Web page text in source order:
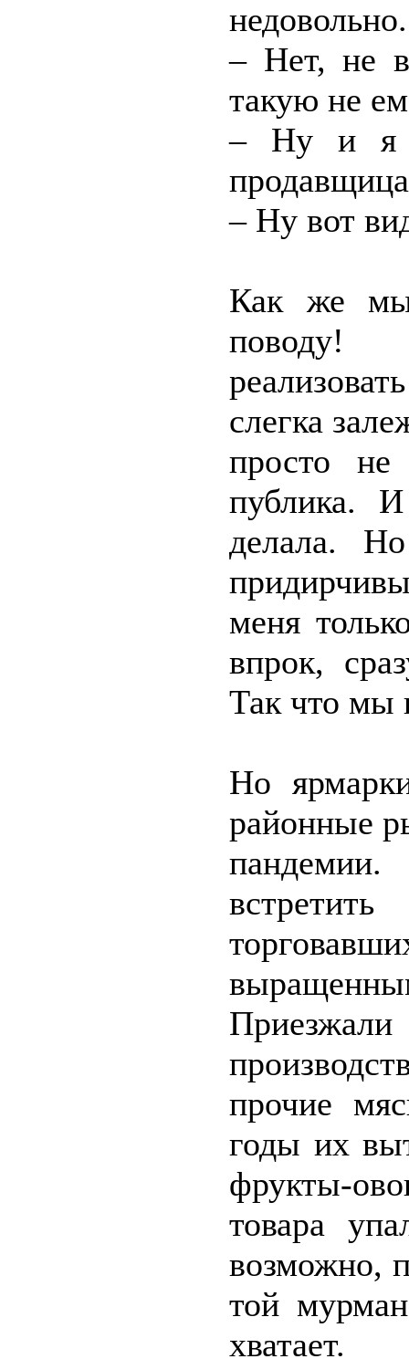
недовольно.
– Нет, не
такую не
– Ну и я
– Ну вот
Как же мы
поводу!
слегка
просто не
публика.
делала.
меня
впрок,
Так что мы
Но
районные
прочие
годы их
фрукты-
товара
возможно,
той
хватает.